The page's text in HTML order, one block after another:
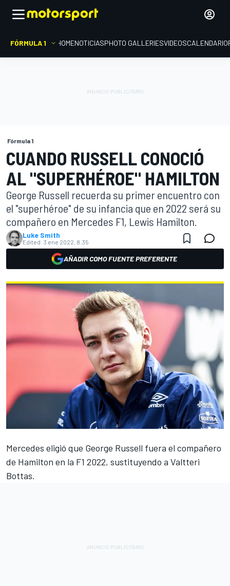
FÓRMULA 1 HOMENOTICIASPHOTO GALLERIESVIDEOSCALENDARIO
Fórmula 1
CUANDO RUSSELL CONOCIÓ
AL "SUPERHÉROE" HAMILTON
George Russell recuerda su primer encuentro con
el "superhéroe" de su infancia que en 2022 será su
compañero en Mercedes F1, Lewis Hamilton.
Luke Smith
Edited: 3 ene 2022, 8:35
AÑADIR COMO FUENTE PREFERENTE
Mercedes eligió que George Russell fuera el compañero
de Hamilton en la F1 2022, sustituyendo a Valtteri
Bottas.